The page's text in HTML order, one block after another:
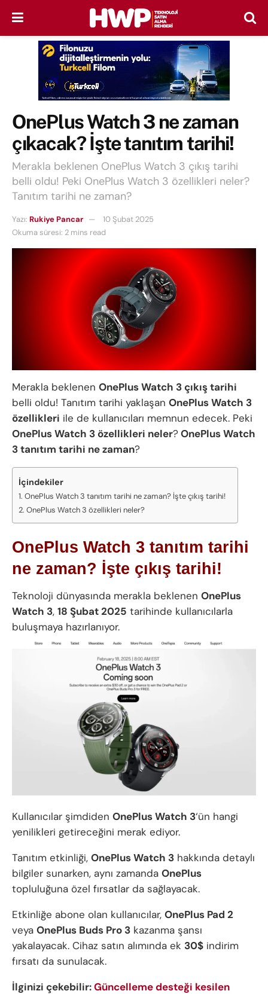
OnePlus Watch 3 ne zaman
çıkacak? İşte tanıtım tarihi!
Merakla beklenen OnePlus Watch 3 çıkış tarihi
belli oldu! Peki OnePlus Watch 3 özellikleri neler?
Tanıtım tarihi ne zaman?
Yazı: Rukiye Pancar
10 Şubat 2025
Okuma süresi: 2 mins read
Merakla beklenen OnePlus Watch 3 çıkış tarihi
belli oldu! Tanıtım tarihi yaklaşan OnePlus Watch 3
özellikleri ile de kullanıcıları memnun edecek. Peki
OnePlus Watch 3 özellikleri neler? OnePlus Watch
3 tanıtım tarihi ne zaman?
İçindekiler
OnePlus Watch 3 tanıtım tarihi ne zaman? İşte çıkış tarihi!
OnePlus Watch 3 özellikleri neler?
OnePlus Watch 3 tanıtım tarihi
ne zaman? İşte çıkış tarihi!
Teknoloji dünyasında merakla beklenen OnePlus
Watch 3, 18 Şubat 2025 tarihinde kullanıcılarla
buluşmaya hazırlanıyor.
Kullanıcılar şimdiden OnePlus Watch 3‘ün hangi
yenilikleri getireceğini merak ediyor.
Tanıtım etkinliği, OnePlus Watch 3 hakkında detaylı
bilgiler sunarken, aynı zamanda OnePlus
topluluğuna özel fırsatlar da sağlayacak.
Etkinliğe abone olan kullanıcılar, OnePlus Pad 2
veya OnePlus Buds Pro 3 kazanma şansı
yakalayacak. Cihaz satın alımında ek 30$ indirim
fırsatı da sunulacak.
İlginizi çekebilir:Güncelleme desteği kesilen